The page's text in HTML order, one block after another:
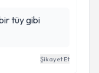
tüy gibi
Şikayet Et